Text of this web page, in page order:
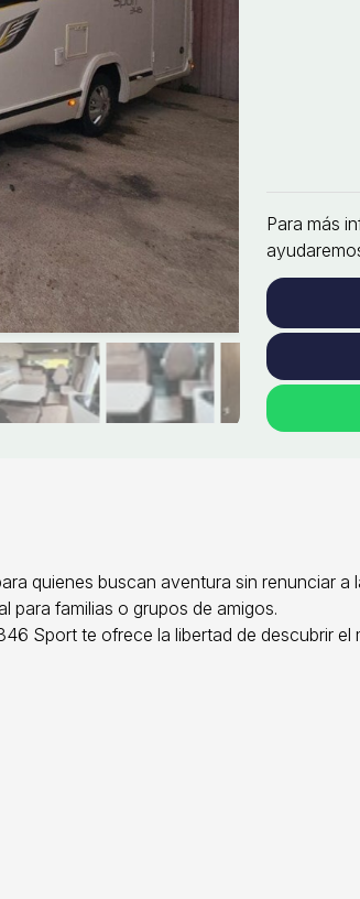
Para más
quienes buscan aventura sin renunciar
para familias o grupos de amigos.
Sport te ofrece la libertad de descubrir